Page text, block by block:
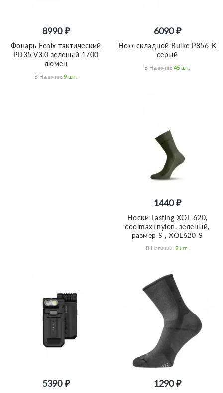
8990 ₽
Фонарь Fenix тактический
PD35 V3.0 зеленый 1700
люмен
В Наличии: 9 Шт.
6090 ₽
Нож складной Ruike P856-K
серый
В Наличии: 45 Шт.
1440 ₽
Носки Lasting XOL 620,
coolmax+nylon, зеленый,
размер S , XOL620-S
В Наличии: 2 Шт.
5390 ₽ 1290 ₽